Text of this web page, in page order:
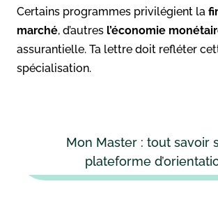
Certains programmes privilégient la
marché, d’autres l’économie
assurantielle. Ta lettre doit refléter
spécialisation.
Mon Master : tout savoir
plateforme